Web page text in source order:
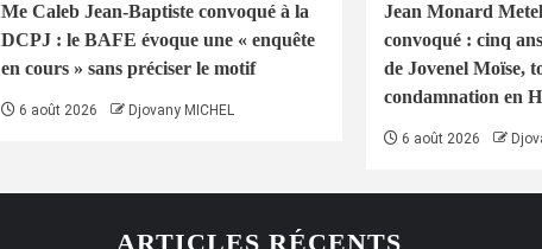
Me Caleb Jean-Baptiste convoqué à la
DCPJ : le BAFE évoque une « enquête
en cours » sans préciser le motif
6 août 2026 Djovany MICHEL
Jean Monard
convoqué : cinq
de Jovenel Moïse,
condamnation en
6 août 2026
ARTICLES RÉCENTS